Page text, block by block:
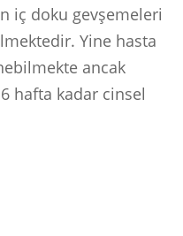
iç doku gevşemeleri
Yine hasta
ancak
hafta kadar cinsel